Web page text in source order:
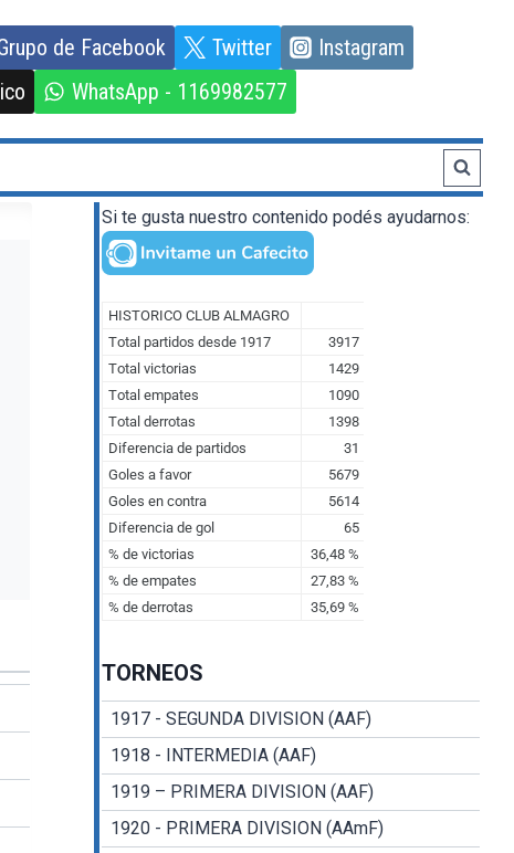
de Facebook Twitter
Instagram
WhatsApp - 1169982577
Si te gusta nuestro contenido podés ayudarnos:
TORNEOS
1917 - SEGUNDA DIVISION (AAF)
1918 - INTERMEDIA (AAF)
1919 – PRIMERA DIVISION (AAF)
1920 - PRIMERA DIVISION (AAmF)